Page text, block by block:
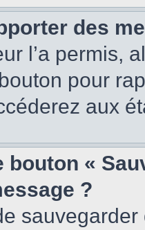
des
l’a permis,
pour
aux
bouton «
?